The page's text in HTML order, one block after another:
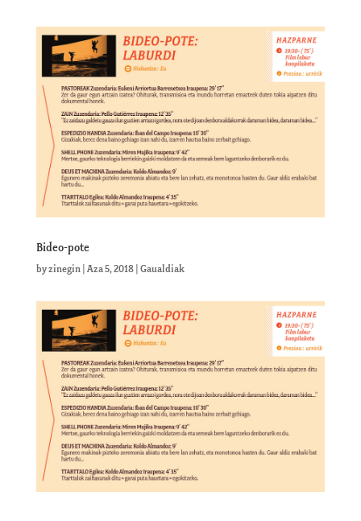
Bideo-pote
byzinegin| Aza 5, 2018| Gaualdiak